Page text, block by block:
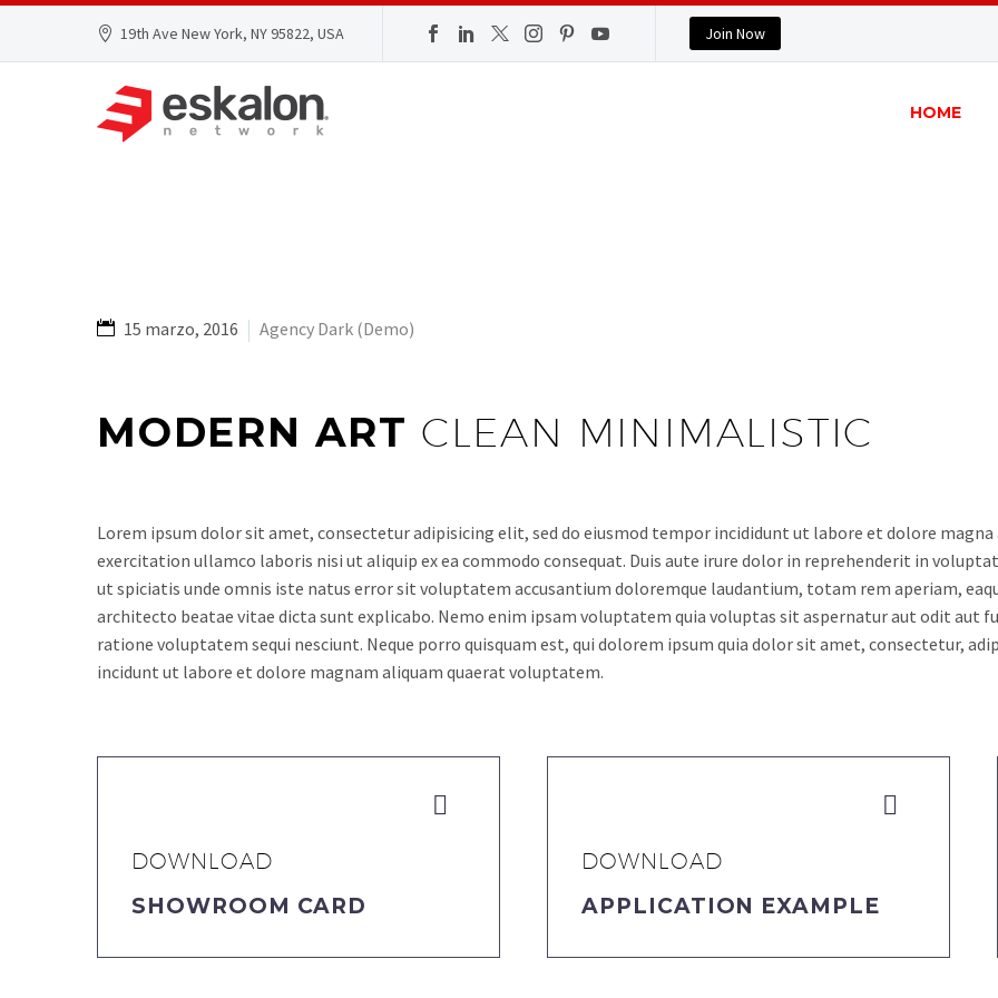
19th Ave New York, NY 95822, USA Join Now
HOME
15 marzo, 2016 Agency Dark (Demo)
MODERN ART CLEAN MINIMALISTIC
Lorem ipsum dolor sit amet, consectetur adipisicing elit, sed do eiusmod tempor incididunt ut labore et dolore
exercitation ullamco laboris nisi ut aliquip ex ea commodo consequat. Duis aute irure dolor in reprehenderit in
ut spiciatis unde omnis iste natus error sit voluptatem accusantium doloremque laudantium, totam rem aperiam,
architecto beatae vitae dicta sunt explicabo. Nemo enim ipsam voluptatem quia voluptas sit aspernatur aut odit aut
ratione voluptatem sequi nesciunt. Neque porro quisquam est, qui dolorem ipsum quia dolor sit amet, consectetur,
incidunt ut labore et dolore magnam aliquam quaerat voluptatem.


DOWNLOAD
SHOWROOM CARD


DOWNLOAD
APPLICATION EXAMPLE